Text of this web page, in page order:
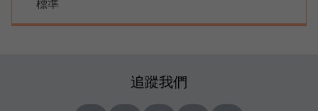
標準
追蹤我們